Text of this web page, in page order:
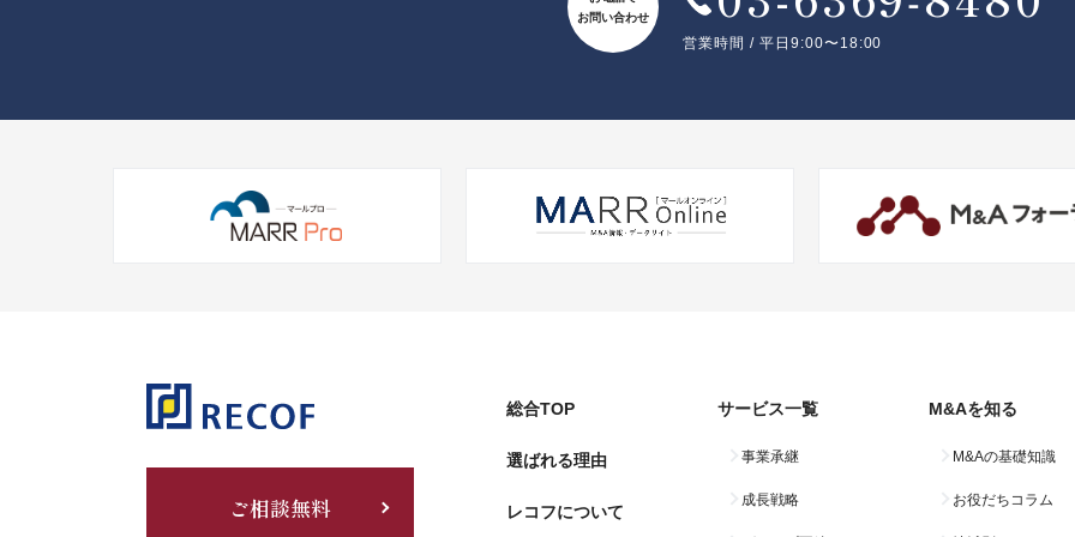
お問い合わせ
営業時間 / 平日9:00〜18:00
総合TOP
選ばれる理由
レコフについて
サービス一覧
事業承継
成長戦略
M&Aを知る
M&Aの基礎知識
お役だちコラム
ご相談無料